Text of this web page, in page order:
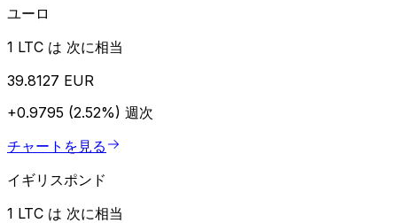
ユーロ
1 LTC は 次に相当
39.8127 EUR
+0.9795 (2.52%) 週次
チャートを見る
イギリスポンド
1 LTC は 次に相当